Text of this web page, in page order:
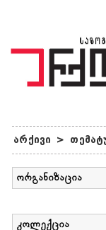
არქივი >
ორგანიზაცია
კოლექცია